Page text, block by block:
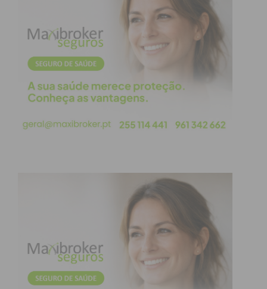
Subscreva a newsletter do
Imediato
Assine nossa newsletter por e-mail e
atualizada.
Eu li e concordo com os
termos e
condições